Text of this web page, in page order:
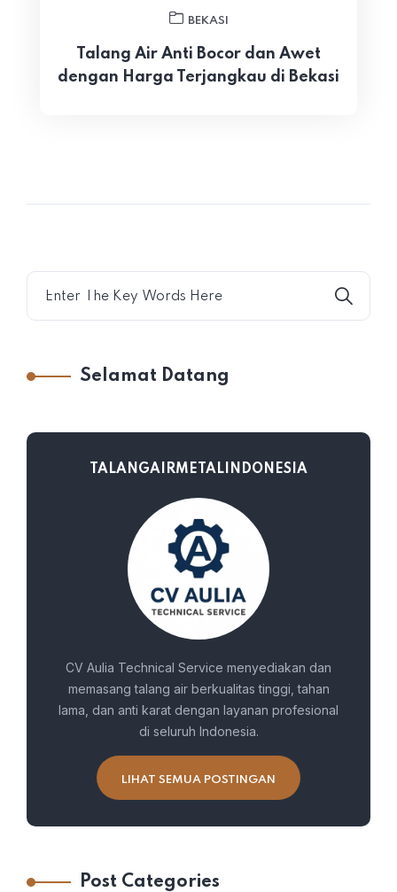
BEKASI
Talang Air Anti Bocor dan Awet
dengan Harga Terjangkau di Bekasi
Selamat Datang
TALANGAIRMETALINDONESIA
CV Aulia Technical Service menyediakan dan
memasang talang air berkualitas tinggi, tahan
lama, dan anti karat dengan layanan profesional
di seluruh Indonesia.
LIHAT SEMUA POSTINGAN
Post Categories